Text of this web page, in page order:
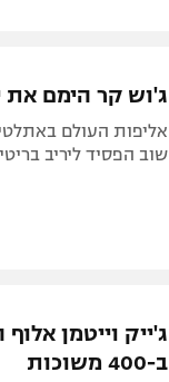
ג'וש קר הימם את
אליפות העולם
שוב הפסיד ליריב
ב-400 משוכות